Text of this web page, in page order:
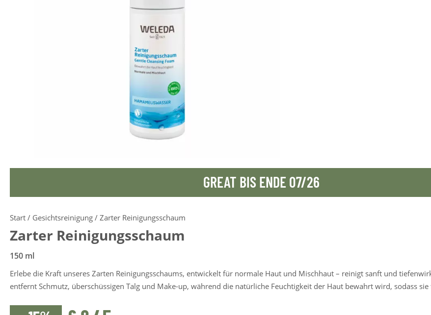
GREAT BIS ENDE 07/26
Start / Gesichtsreinigung / Zarter Reinigungsschaum
Zarter Reinigungsschaum
150 ml
Erlebe die Kraft unseres Zarten Reinigungsschaums, entwickelt für normale Haut und Mischhaut – reinigt sanft und
entfernt Schmutz, überschüssigen Talg und Make-up, während die natürliche Feuchtigkeit der Haut bewahrt wird, sodass